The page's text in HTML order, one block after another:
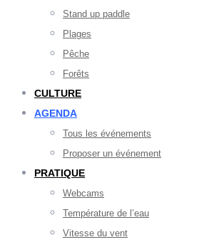
Stand up paddle
Plages
Pêche
Forêts
CULTURE
AGENDA
Tous les événements
Proposer un événement
PRATIQUE
Webcams
Température de l’eau
Vitesse du vent